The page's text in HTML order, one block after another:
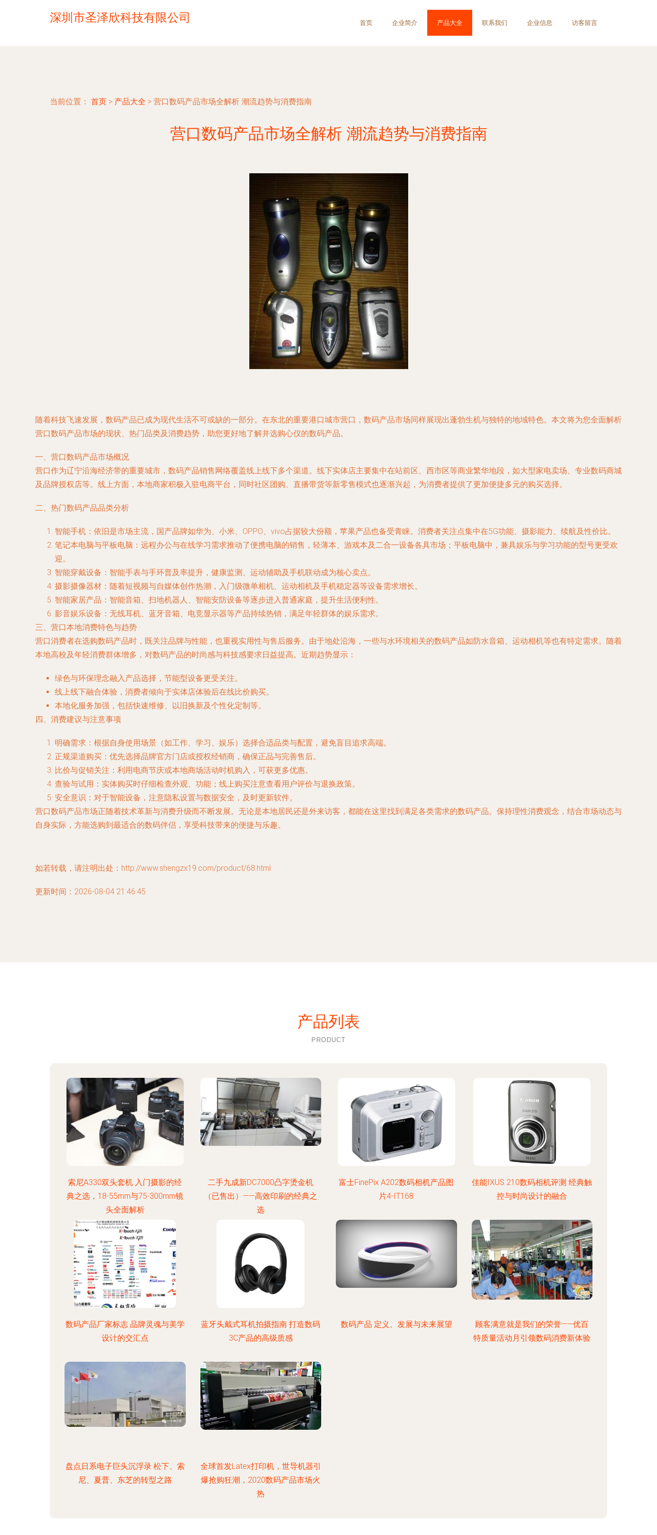
深圳市圣泽欣科技有限公司 首页 企业简介 产品大全 联系我们 企业信息 访客留言
当前位置： 首页 > 产品大全 > 营口数码产品市场全解析 潮流趋势与消费指南
营口数码产品市场全解析 潮流趋势与消费指南
随着科技飞速发展，数码产品已成为现代生活不可或缺的一部分。在东北的重要港口城市营口，数码产品市场同样展现出蓬勃生机与独特的地域特色。本文将为您全面解析
营口数码产品市场的现状、热门品类及消费趋势，助您更好地了解并选购心仪的数码产品。
一、营口数码产品市场概况
营口作为辽宁沿海经济带的重要城市，数码产品销售网络覆盖线上线下多个渠道。线下实体店主要集中在站前区、西市区等商业繁华地段，如大型家电卖场、专业数码商城
及品牌授权店等。线上方面，本地商家积极入驻电商平台，同时社区团购、直播带货等新零售模式也逐渐兴起，为消费者提供了更加便捷多元的购买选择。
二、热门数码产品品类分析
智能手机：依旧是市场主流，国产品牌如华为、小米、OPPO、vivo占据较大份额，苹果产品也备受青睐。消费者关注点集中在5G功能、摄影能力、续航及性价比。
笔记本电脑与平板电脑：远程办公与在线学习需求推动了便携电脑的销售，轻薄本、游戏本及二合一设备各具市场；平板电脑中，兼具娱乐与学习功能的型号更受欢
迎。
智能穿戴设备：智能手表与手环普及率提升，健康监测、运动辅助及手机联动成为核心卖点。
摄影摄像器材：随着短视频与自媒体创作热潮，入门级微单相机、运动相机及手机稳定器等设备需求增长。
智能家居产品：智能音箱、扫地机器人、智能安防设备等逐步进入普通家庭，提升生活便利性。
影音娱乐设备：无线耳机、蓝牙音箱、电竞显示器等产品持续热销，满足年轻群体的娱乐需求。
三、营口本地消费特色与趋势
营口消费者在选购数码产品时，既关注品牌与性能，也重视实用性与售后服务。由于地处沿海，一些与水环境相关的数码产品如防水音箱、运动相机等也有特定需求。随着
本地高校及年轻消费群体增多，对数码产品的时尚感与科技感要求日益提高。近期趋势显示：
绿色与环保理念融入产品选择，节能型设备更受关注。
线上线下融合体验，消费者倾向于实体店体验后在线比价购买。
本地化服务加强，包括快速维修、以旧换新及个性化定制等。
四、消费建议与注意事项
明确需求：根据自身使用场景（如工作、学习、娱乐）选择合适品类与配置，避免盲目追求高端。
正规渠道购买：优先选择品牌官方门店或授权经销商，确保正品与完善售后。
比价与促销关注：利用电商节庆或本地商场活动时机购入，可获更多优惠。
查验与试用：实体购买时仔细检查外观、功能；线上购买注意查看用户评价与退换政策。
安全意识：对于智能设备，注意隐私设置与数据安全，及时更新软件。
营口数码产品市场正随着技术革新与消费升级而不断发展。无论是本地居民还是外来访客，都能在这里找到满足各类需求的数码产品。保持理性消费观念，结合市场动态与
自身实际，方能选购到最适合的数码伴侣，享受科技带来的便捷与乐趣。
如若转载，请注明出处：http://www.shengzx19.com/product/68.html
更新时间：2026-08-04 21:46:45
产品列表
PRODUCT
索尼A330双头套机 入门摄影的经
典之选，18-55mm与75-300mm镜
头全面解析
二手九成新DC7000凸字烫金机
（已售出）——高效印刷的经典之
选
富士FinePix A202数码相机产品图
片4-IT168
佳能IXUS 210数码相机评测 经典触
控与时尚设计的融合
数码产品厂家标志 品牌灵魂与美学
设计的交汇点
蓝牙头戴式耳机拍摄指南 打造数码
3C产品的高级质感
数码产品 定义、发展与未来展望
顾客满意就是我们的荣誉——优百
特质量活动月引领数码消费新体验
盘点日系电子巨头沉浮录 松下、索
尼、夏普、东芝的转型之路
全球首发Latex打印机，世导机器引
爆抢购狂潮，2020数码产品市场火
热